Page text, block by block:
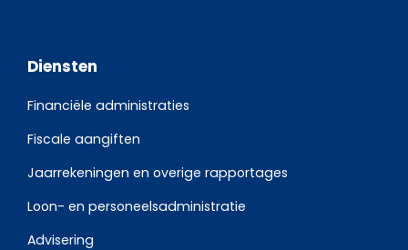
Diensten
Financiële administraties
Fiscale aangiften
Jaarrekeningen en overige rapportages
Loon- en personeelsadministratie
Advisering